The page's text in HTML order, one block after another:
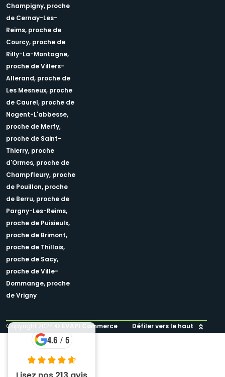
4.6 / 5
Champigny, proche
de Cernay-Les-
Reims, proche de
Courcy, proche de
Rilly-La-Montagne,
proche de Villers-
Allerand, proche de
Les Mesneux, proche
de Caurel, proche de
Nogent-L'abbesse,
proche de Merfy,
proche de Saint-
Thierry, proche
d'Ormes, proche de
Champfleury, proche
de Pouillon, proche
de Berru, proche de
Pargny-Les-Reims,
proche de Puisieulx,
proche de Brimont,
proche de Thillois,
proche de Sacy,
proche de Ville-
Dommange, proche
de Vrigny
Copyright 2024 © EVAPI Commerce Défiler vers le haut